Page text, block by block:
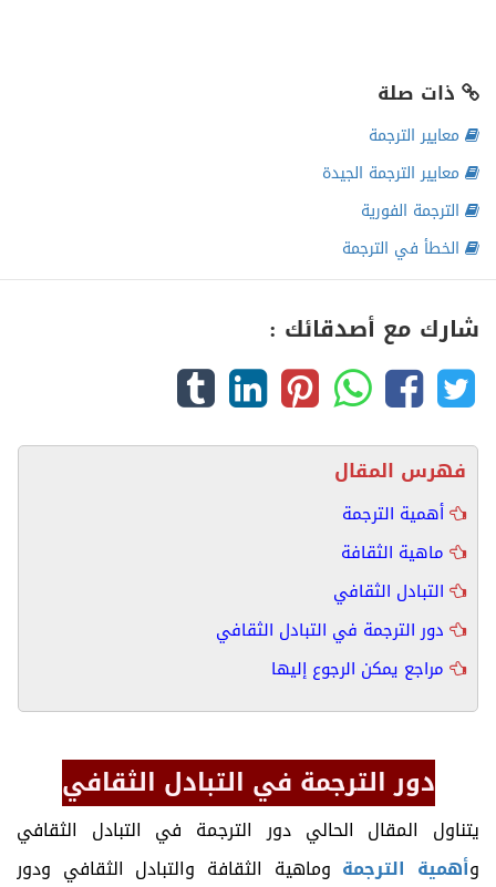
ذات صلة
معايير الترجمة
معايير الترجمة الجيدة
الترجمة الفورية
الخطأ في الترجمة
شارك مع أصدقائك :
فهرس المقال
أهمية الترجمة
ماهية الثقافة
التبادل الثقافي
دور الترجمة في التبادل الثقافي
مراجع يمكن الرجوع إليها
دور الترجمة في التبادل الثقافي
يتناول المقال الحالي دور الترجمة في التبادل الثقافي
وأهمية الترجمة وماهية الثقافة والتبادل الثقافي ودور